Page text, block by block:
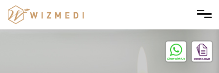
Skip to menu